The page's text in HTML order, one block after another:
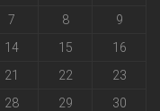
7 8
9
14 15
16
21 22
23
28 29
30